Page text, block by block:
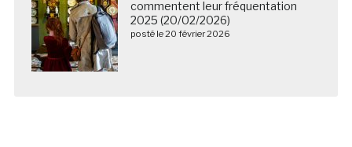
commentent leur fréquentation
2025 (20/02/2026)
posté le 20 février 2026